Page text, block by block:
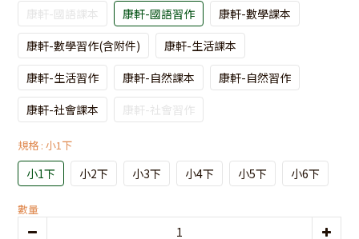
康軒-國語課本 康軒-國語習作
康軒-數學課本
康軒-數學習作(含附件)
康軒-生活課本
康軒-生活習作
康軒-自然課本
康軒-自然習作
康軒-社會課本
康軒-社會習作
規格 : 小1下
小1下 小2下 小3下 小4下 小5下 小6下
數量